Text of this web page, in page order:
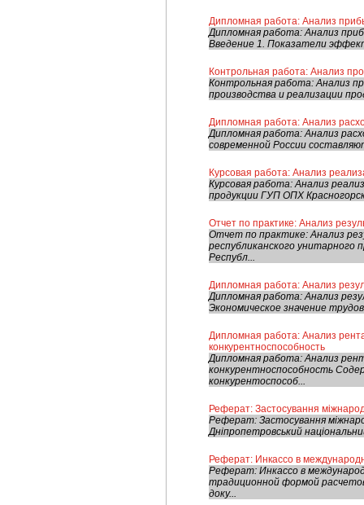
Дипломная работа: Анализ
Дипломная работа: Анализ
Введение 1. Показатели
Контрольная работа: Анализ
Контрольная работа: Анализ
производства и реализации
Дипломная работа: Анализ
Дипломная работа: Анализ
современной России
Курсовая работа: Анализ
Курсовая работа: Анализ
продукции ГУП ОПХ
Отчет по практике: Анализ
Отчет по практике: Анализ
республиканского
Республ...
Дипломная работа: Анализ
Дипломная работа: Анализ
Экономическое значение
Дипломная работа: Анализ
конкурентноспособность
Дипломная работа: Анализ
конкурентноспособность
конкурентоспособ...
Реферат: Застосування
Реферат: Застосування
Дніпропетровський
Реферат: Инкассо в
Реферат: Инкассо в
традиционной формой
доку...